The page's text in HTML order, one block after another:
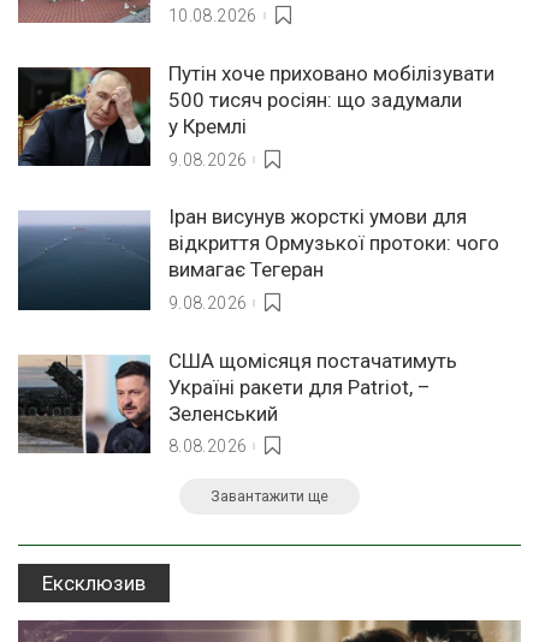
10.08.2026
Путін хоче приховано мобілізувати
500 тисяч росіян: що задумали
у Кремлі
9.08.2026
Іран висунув жорсткі умови для
відкриття Ормузької протоки: чого
вимагає Тегеран
9.08.2026
США щомісяця постачатимуть
Україні ракети для Patriot, –
Зеленський
8.08.2026
Завантажити ще
Ексклюзив